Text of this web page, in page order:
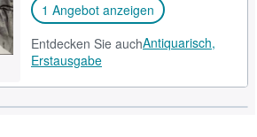
1 Angebot anzeigen
Entdecken Sie auchAntiquarisch,
Erstausgabe